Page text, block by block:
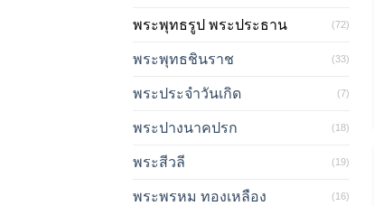
พระพุทธรูป พระประธาน (72)
พระพุทธชินราช (33)
พระประจำวันเกิด (7)
พระปางนาคปรก (18)
พระสีวลี (19)
พระพรหม ทองเหลือง (16)